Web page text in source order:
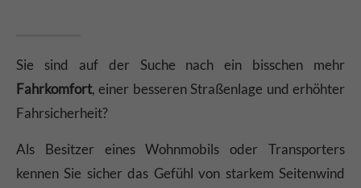
Sie sind auf der Suche nach ein bisschen mehr
Fahrkomfort, einer besseren Straßenlage und erhöhter
Fahrsicherheit?
Als Besitzer eines Wohnmobils oder Transporters
kennen Sie sicher das Gefühl von starkem Seitenwind